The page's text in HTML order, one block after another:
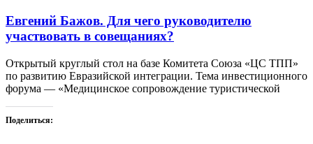
Евгений Бажов. Для чего руководителю
участвовать в совещаниях?
Открытый круглый стол на базе Комитета Союза «ЦС ТПП»
по развитию Евразийской интеграции. Тема инвестиционного
форума — «Медицинское сопровождение туристической
Поделиться: